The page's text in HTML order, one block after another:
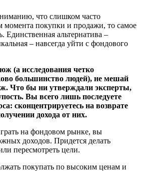
что слишком часто
момента покупки и продажи, то самое
Единственная альтернатива –
– навсегда уйти с фондового
(а исследования четко
большинство людей), не мешай
Что бы ни утверждали эксперты,
Вы всего лишь последуете
сконцентрируетесь на возврате
дохода от них.
на фондовом рынке, вы
доходов. Придется делать
пересмотреть цели.
покупать по высоким ценам и